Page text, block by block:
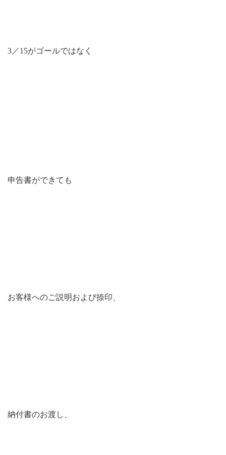
3／15がゴールではなく
申告書ができても
お客様へのご説明および捺印、
納付書のお渡し、